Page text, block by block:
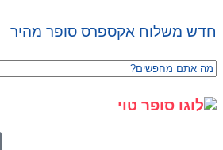
חדש משלוח אקספרס סופר מהיר